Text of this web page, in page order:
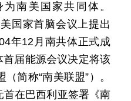
为南美国家共同体。
国家首脑会议上提出
年12月南共体正式成
届能源会议决定将该
简称“南美联盟”）。
在巴西利亚签署《南